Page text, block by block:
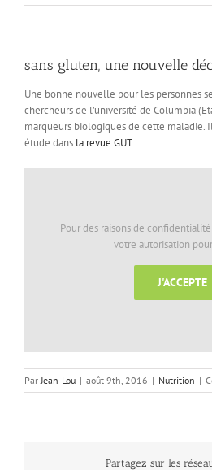
sans gluten, une nouvelle
Une bonne nouvelle pour les personnes
chercheurs de l’université de Columbia
marqueurs biologiques de cette maladie.
étude dans la revue GUT.
Pour des raisons de
votre autorisation
J'ACCEPTE
Par Jean-Lou | août 9th, 2016 | Nutrition |
Partagez sur les